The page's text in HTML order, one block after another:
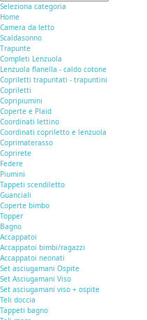
Seleziona categoria
Home
Camera da letto
Scaldasonno
Trapunte
Completi Lenzuola
Lenzuola flanella - caldo cotone
Copriletti trapuntati - trapuntini
Copriletti
Copripiumini
Coperte e Plaid
Coordinati lettino
Coordinati copriletto e lenzuola
Coprimaterasso
Coprirete
Federe
Piumini
Tappeti scendiletto
Guanciali
Coperte bimbo
Topper
Bagno
Accappatoi
Accappatoi bimbi/ragazzi
Accappatoi neonati
Set asciugamani Ospite
Set Asciugamani Viso
Set asciugamani viso + ospite
Teli doccia
Tappeti bagno